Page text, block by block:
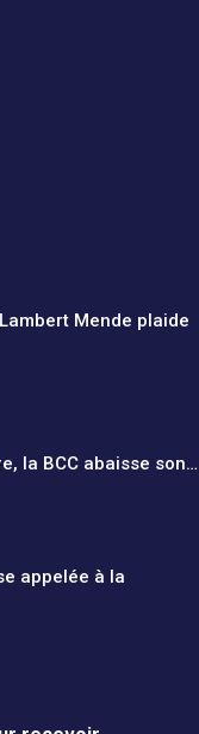
Mende plaide
la BCC abaisse son…
appelée à la